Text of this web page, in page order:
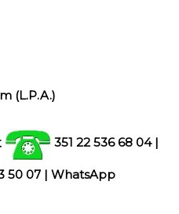
(L.P.A.)
351 22 536 68 04 |
50 07 | WhatsApp